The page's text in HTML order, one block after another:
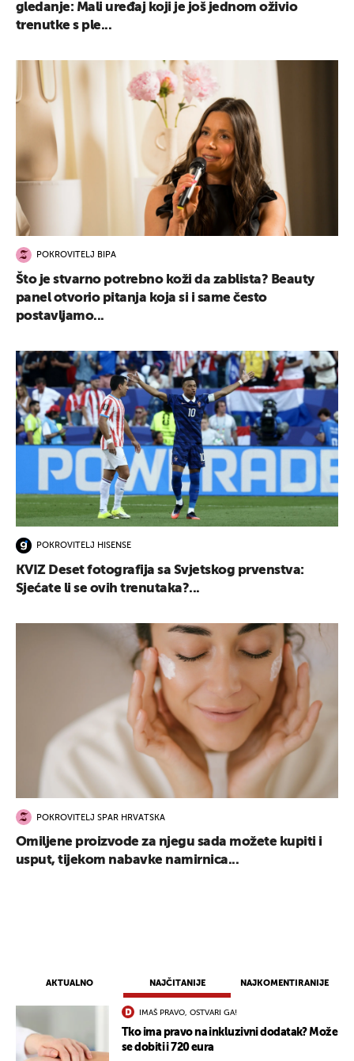
AKTUALNO NAJČITANIJE NAJKOMENTIRANIJE
IMAŠ PRAVO, OSTVARI GA!
Tko ima pravo na inkluzivni dodatak? Može
se dobiti i 720 eura
gledanje: Mali uređaj koji je još jednom oživio
trenutke s ple...
POKROVITELJ BIPA
Što je stvarno potrebno koži da zablista? Beauty
panel otvorio pitanja koja si i same često
postavljamo...
POKROVITELJ HISENSE
KVIZ Deset fotografija sa Svjetskog prvenstva:
Sjećate li se ovih trenutaka?...
POKROVITELJ SPAR HRVATSKA
Omiljene proizvode za njegu sada možete kupiti i
usput, tijekom nabavke namirnica...